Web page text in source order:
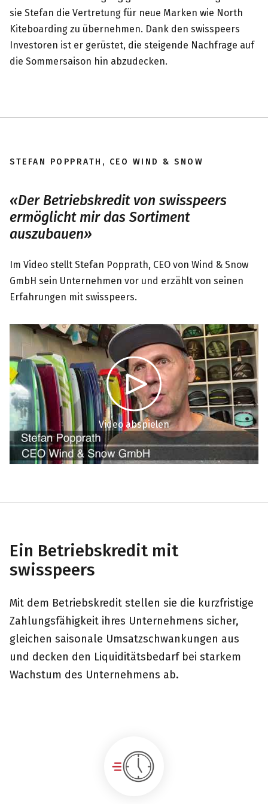
sie Stefan die Vertretung für neue Marken wie North
Kiteboarding zu übernehmen. Dank den swisspeers
Investoren ist er gerüstet, die steigende Nachfrage auf
die Sommersaison hin abzudecken.
STEFAN POPPRATH, CEO WIND & SNOW
Der Betriebskredit von swisspeers
ermöglicht mir das Sortiment
auszubauen
Im Video stellt Stefan Popprath, CEO von Wind & Snow
GmbH sein Unternehmen vor und erzählt von seinen
Erfahrungen mit swisspeers.
Video abspielen
Ein Betriebskredit mit
swisspeers
Mit dem Betriebskredit stellen sie die kurzfristige
Zahlungsfähigkeit ihres Unternehmens sicher,
gleichen saisonale Umsatzschwankungen aus
und decken den Liquiditätsbedarf bei starkem
Wachstum des Unternehmens ab.